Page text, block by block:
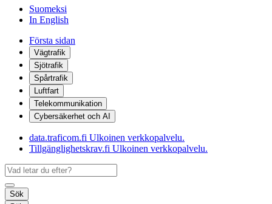
Suomeksi
In English
Första sidan
Vägtrafik
Sjötrafik
Spårtrafik
Luftfart
Telekommunikation
Cybersäkerhet och AI
data.traficom.fi Ulkoinen verkkopalvelu.
Tillgänglighetskrav.fi Ulkoinen verkkopalvelu.
Sök